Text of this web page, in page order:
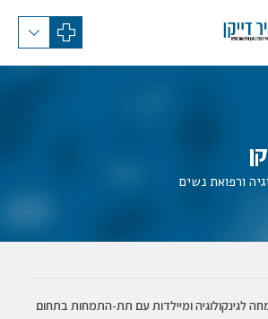
ורפואת נשים
לגינקולוגיה ומיילדות עם תת-התמחות בתחום